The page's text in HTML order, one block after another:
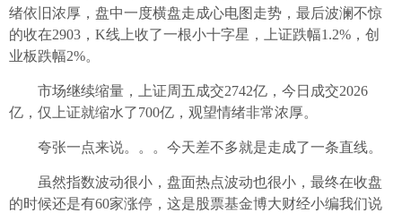
绪依旧浓厚，盘中一度横盘走成心电图走势，最后波澜不惊
的收在2903，K线上收了一根小十字星，上证跌幅1.2%，创
业板跌幅2%。
市场继续缩量，上证周五成交2742亿，今日成交2026
亿，仅上证就缩水了700亿，观望情绪非常浓厚。
夸张一点来说。。。今天差不多就是走成了一条直线。
虽然指数波动很小，盘面热点波动也很小，最终在收盘
的时候还是有60家涨停，这是股票基金博大财经小编我们说